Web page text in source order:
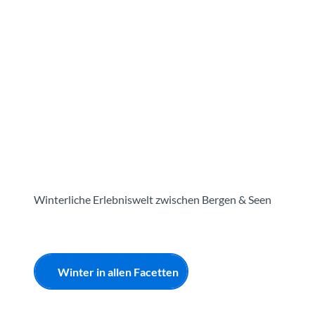
Winterliche Erlebniswelt zwischen Bergen & Seen
Winter in allen Facetten